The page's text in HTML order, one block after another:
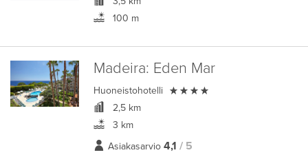
100 m
Madeira: Eden Mar
Huoneistohotelli 
2,5 km
3 km
Asiakasarvio 4,1 / 5